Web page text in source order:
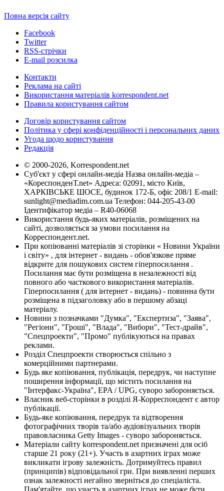
Повна версія сайту
Facebook
Twitter
RSS-стрічки
E-mail розсилка
Контакти
Реклама на сайті
Використання матеріалів korrespondent.net
Правила користування сайтом
Договір користування сайтом
Політика у сфері конфіденційності і персональних даних
Угода щодо користування
Редакція
© 2000-2026, Korrespondent.net
Суб'єкт у сфері онлайн-медіа Назва онлайн-медіа –
«КореспонденТ.net» Адреса: 02091, місто Київ,
ХАРКІВСЬКЕ ШОСЕ, будинок 172-Б, офіс 208/1 E-mail:
sunlight@mediadim.com.ua Телефон: 044-205-43-00
Ідентифікатор медіа – R40-06068
Використання будь-яких матеріалів, розміщених на
сайті, дозволяється за умови посилання на
Корреспондент.net.
При копіюванні матеріалів зі сторінки « Новини України
і світу» , для інтернет - видань - обов'язкове пряме
відкрите для пошукових систем гіперпосилання .
Посилання має бути розміщена в незалежності від
повного або часткового використання матеріалів.
Гіперпосилання ( для інтернет - видань) - повинна бути
розміщена в підзаголовку або в першому абзаці
матеріалу.
Новини з позначками "Думка", "Експертиза", "Заява",
"Регіони", "Гроші", "Влада", "Вибори", "Тест-драйв",
"Спецпроекти", "Промо" публікуються на правах
реклами.
Розділ Спецпроекти створюється спільно з
комерційними партнерами.
Будь яке копіювання, публікація, передрук, чи наступне
поширення інформації, що містить посилання на
"Інтерфакс-Україна", EPA / UPG, суворо забороняється.
Власник веб-сторінки в розділі Я-Корреспондент є автор
публікації.
Будь-яке копіювання, передрук та відтворення
фотографічних творів та/або аудіовізуальних творів
правовласника Getty Images - суворо забороняється.
Матеріали сайту korrespondent.net призначені для осіб
старше 21 року (21+). Участь в азартних іграх може
викликати ігрову залежність. Дотримуйтесь правил
(принципів) відповідальної гри. При виявленні перших
ознак залежності негайно зверніться до спеціаліста.